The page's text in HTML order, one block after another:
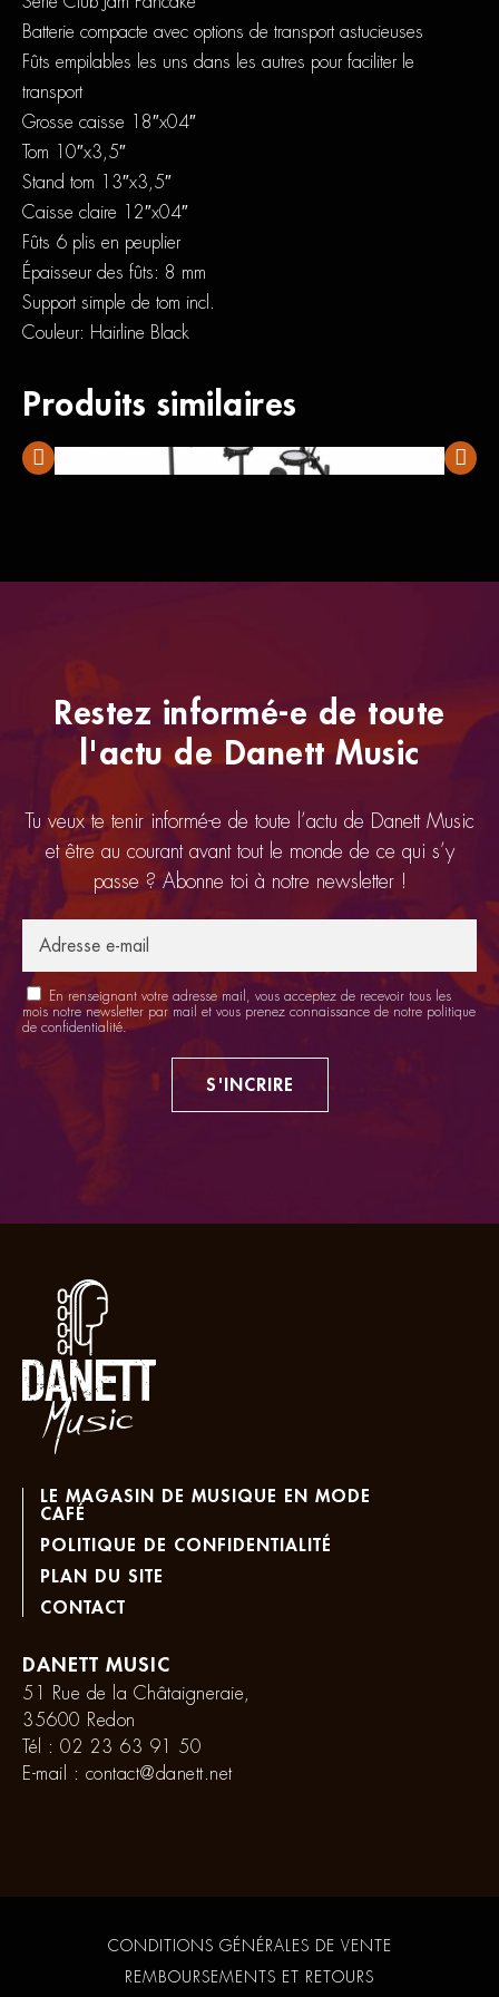
Batterie compacte avec options de transport astucieuses
Fûts empilables les uns dans les autres pour faciliter le
transport
Grosse caisse 18″x04″
Tom 10″x3,5″
Stand tom 13″x3,5″
Caisse claire 12″x04″
Fûts 6 plis en peuplier
Épaisseur des fûts: 8 mm
Support simple de tom incl.
Couleur: Hairline Black
Produits similaires
Nux DM-210 Nux
Restez informé-e de toute
l'actu de Danett Music
Tu veux te tenir informé-e de toute l’actu de Danett Music
et être au courant avant tout le monde de ce qui s’y
passe ? Abonne toi à notre newsletter !
En renseignant votre adresse mail, vous acceptez de recevoir tous les
mois notre newsletter par mail et vous prenez connaissance de notre politique
de confidentialité.
S'INCRIRE
LE MAGASIN DE MUSIQUE EN MODE
CAFÉ
POLITIQUE DE CONFIDENTIALITÉ
PLAN DU SITE
CONTACT
DANETT MUSIC
51 Rue de la Châtaigneraie,
35600 Redon
Tél : 02 23 63 91 50
E-mail : contact@danett.net
CONDITIONS GÉNÉRALES DE VENTE
REMBOURSEMENTS ET RETOURS